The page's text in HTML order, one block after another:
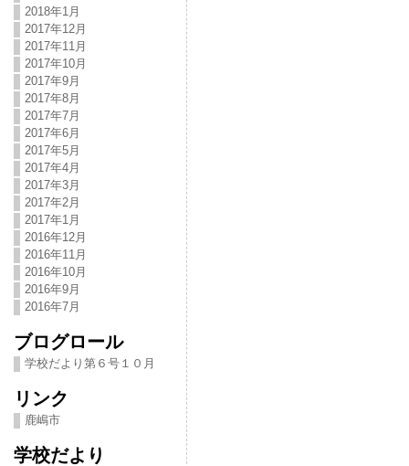
2018年1月
2017年12月
2017年11月
2017年10月
2017年9月
2017年8月
2017年7月
2017年6月
2017年5月
2017年4月
2017年3月
2017年2月
2017年1月
2016年12月
2016年11月
2016年10月
2016年9月
2016年7月
ブログロール
学校だより第６号１０月
リンク
鹿嶋市
学校だより